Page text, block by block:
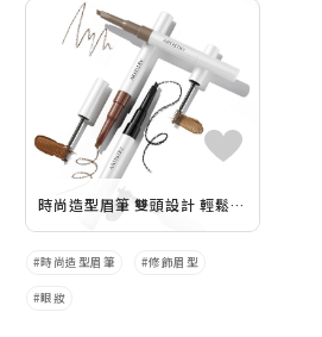
時尚造型眉筆 雙頭設計 輕鬆勾勒 9月5日有型上市
時尚造型眉筆 修飾眉型
眼妝